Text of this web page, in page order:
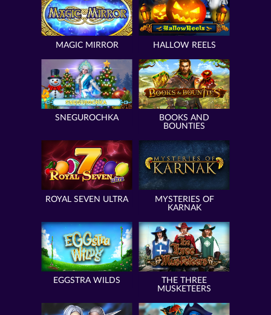
MAGIC MIRROR HALLOW REELS
SNEGUROCHKA
BOOKS AND
BOUNTIES
ROYAL SEVEN ULTRA
MYSTERIES OF
KARNAK
EGGSTRA WILDS
THE THREE
MUSKETEERS